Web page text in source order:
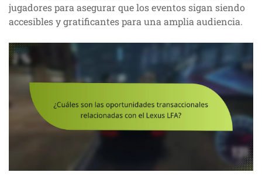
jugadores para asegurar que los eventos sigan siendo
accesibles y gratificantes para una amplia audiencia.